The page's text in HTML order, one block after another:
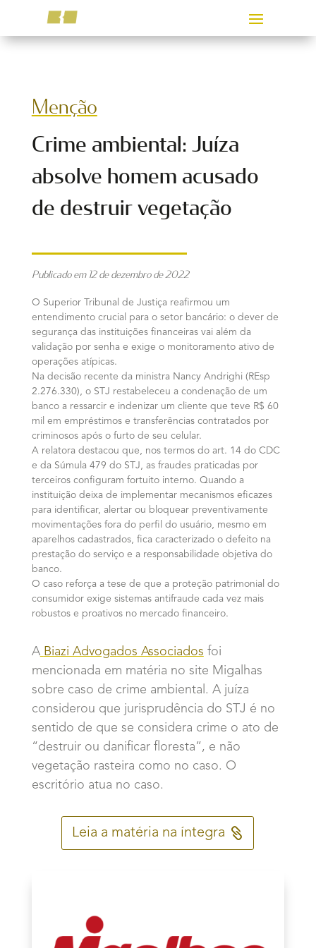
Menção
Crime ambiental: Juíza
absolve homem acusado
de destruir vegetação
Publicado em 12 de dezembro de 2022
O Superior Tribunal de Justiça reafirmou um
entendimento crucial para o setor bancário: o dever de
segurança das instituições financeiras vai além da
validação por senha e exige o monitoramento ativo de
operações atípicas.
Na decisão recente da ministra Nancy Andrighi (REsp
2.276.330), o STJ restabeleceu a condenação de um
banco a ressarcir e indenizar um cliente que teve R$ 60
mil em empréstimos e transferências contratados por
criminosos após o furto de seu celular.
A relatora destacou que, nos termos do art. 14 do CDC
e da Súmula 479 do STJ, as fraudes praticadas por
terceiros configuram fortuito interno. Quando a
instituição deixa de implementar mecanismos eficazes
para identificar, alertar ou bloquear preventivamente
movimentações fora do perfil do usuário, mesmo em
aparelhos cadastrados, fica caracterizado o defeito na
prestação do serviço e a responsabilidade objetiva do
banco.
O caso reforça a tese de que a proteção patrimonial do
consumidor exige sistemas antifraude cada vez mais
robustos e proativos no mercado financeiro.
A Biazi Advogados Associados foi
mencionada em matéria no site Migalhas
sobre caso de crime ambiental. A juíza
considerou que jurisprudência do STJ é no
sentido de que se considera crime o ato de
“destruir ou danificar floresta”, e não
vegetação rasteira como no caso. O
escritório atua no caso.
Leia a matéria na íntegra